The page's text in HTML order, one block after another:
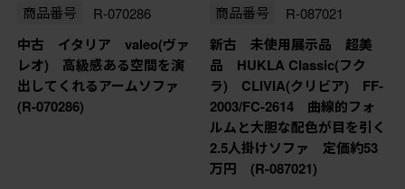
商品番号 R-070286
中古 イタリア valeo(ヴァ
レオ) 高級感ある空間を演
出してくれるアームソファ
(R-070286)
商品番号 R-087021
新古 未使用展示品 超美
品 HUKLA Classic(フク
ラ) CLIVIA(クリビア) FF-
2003/FC-2614 曲線的フォ
ルムと大胆な配色が目を引く
2.5人掛けソファ 定価約53
万円 (R-087021)